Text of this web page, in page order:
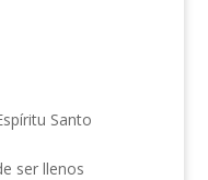
Santo
ser llenos